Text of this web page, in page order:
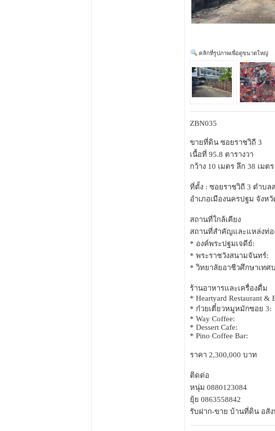
คลิกที่รูปภาพเพื่อดูขนาดใหญ่
ZBN035
ขายที่ดิน ซอยราชวิถี 3
เนื้อที่ 95.8 ตารางวา
กว้าง 10 เมตร ลึก 38 เมตร
ที่ตั้ง : ซอยราชวิถี 3 ตำบล
อำเภอเมืองนครปฐม จังห
สถานที่ใกล้เคียง
สถานที่สำคัญและแหล่งท่อ
* องค์พระปฐมเจดีย์:
* พระราชวังสนามจันทร์:
* วิทยาลัยอาชีวศึกษาเทศ
ร้านอาหารและเครื่องดื่ม
* Heartyard Restaurant &
* ก๋วยเตี๋ยวหมูหมักซอย 3:
* Way Coffee:
* Dessert Cafe:
* Pino Coffee Bar:
ราคา 2,300,000 บาท
ติดต่อ
หนุ่ม 0880123084
ยุ้ย 0863558842
รับฝาก-ขาย บ้านที่ดิน อสั